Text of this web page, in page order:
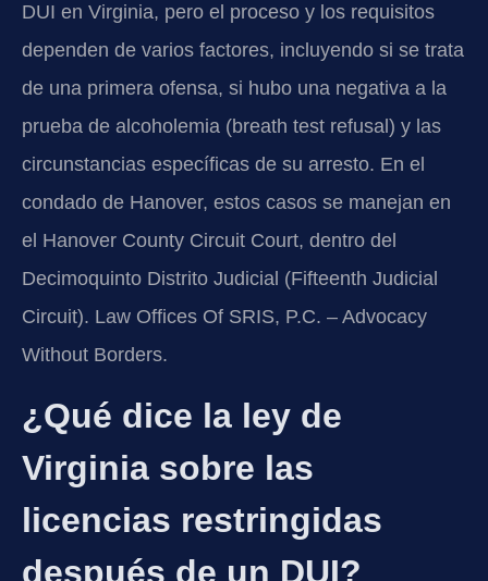
DUI en Virginia, pero el proceso y los requisitos
dependen de varios factores, incluyendo si se trata
de una primera ofensa, si hubo una negativa a la
prueba de alcoholemia (breath test refusal) y las
circunstancias específicas de su arresto. En el
condado de Hanover, estos casos se manejan en
el Hanover County Circuit Court, dentro del
Decimoquinto Distrito Judicial (Fifteenth Judicial
Circuit). Law Offices Of SRIS, P.C. – Advocacy
Without Borders.
¿Qué dice la ley de
Virginia sobre las
licencias restringidas
después de un DUI?